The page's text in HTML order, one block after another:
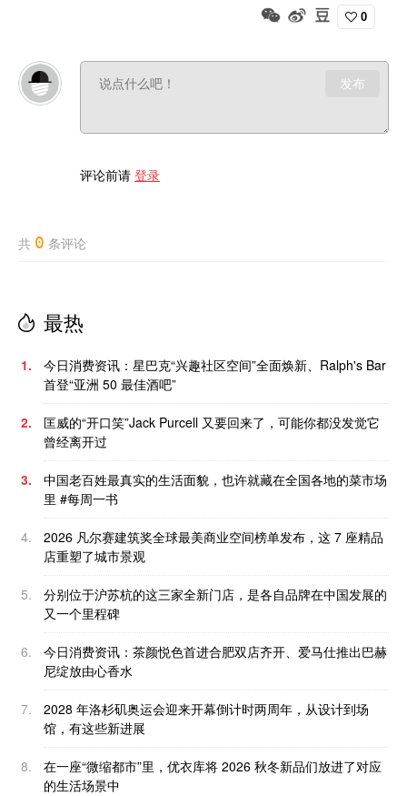
0
发布
评论前请 登录
共 0 条评论
最热
1.
今日消费资讯：星巴克“兴趣社区空间”全面焕新、Ralph's Bar
首登“亚洲 50 最佳酒吧”
2.
匡威的“开口笑”Jack Purcell 又要回来了，可能你都没发觉它
曾经离开过
3.
中国老百姓最真实的生活面貌，也许就藏在全国各地的菜市场
里 #每周一书
4.
2026 凡尔赛建筑奖全球最美商业空间榜单发布，这 7 座精品
店重塑了城市景观
5.
分别位于沪苏杭的这三家全新门店，是各自品牌在中国发展的
又一个里程碑
6.
今日消费资讯：茶颜悦色首进合肥双店齐开、爱马仕推出巴赫
尼绽放由心香水
7.
2028 年洛杉矶奥运会迎来开幕倒计时两周年，从设计到场
馆，有这些新进展
8.
在一座“微缩都市”里，优衣库将 2026 秋冬新品们放进了对应
的生活场景中